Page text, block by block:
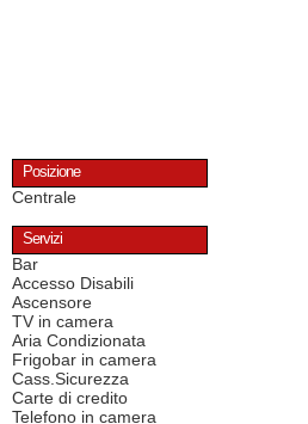
Posizione
Centrale
Servizi
Bar
Accesso Disabili
Ascensore
TV in camera
Aria Condizionata
Frigobar in camera
Cass.Sicurezza
Carte di credito
Telefono in camera